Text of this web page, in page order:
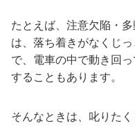
たとえば、注意欠陥・
は、落ち着きがなくじ
で、電車の中で動き回
することもあります。
そんなときは、叱りた